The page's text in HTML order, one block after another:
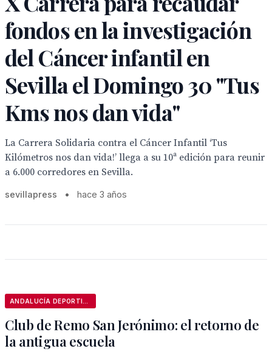
fondos en la investigación
del Cáncer infantil en
Sevilla el Domingo 30 "Tus
Kms nos dan vida"
La Carrera Solidaria contra el Cáncer Infantil ‘Tus
Kilómetros nos dan vida!’ llega a su 10ª edición para reunir
a 6.000 corredores en Sevilla.
sevillapress • hace 3 años
Club de Remo San Jerónimo: el retorno de
la antigua escuela